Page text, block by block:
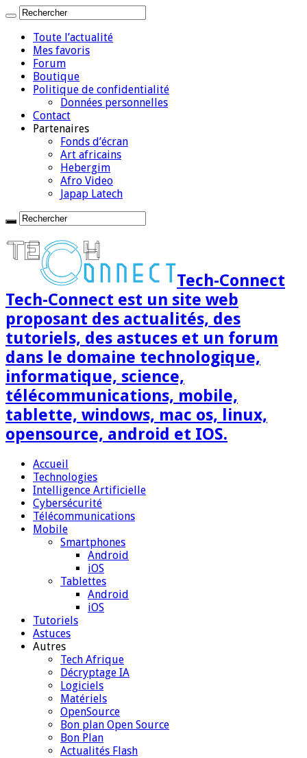
Toute l’actualité
Mes favoris
Forum
Boutique
Politique de confidentialité
Données personnelles
Contact
Partenaires
Fonds d’écran
Art africains
Hebergim
Afro Video
Japap Latech
Tech-Connect
Tech-Connect est un site web
proposant des actualités, des
tutoriels, des astuces et un forum
dans le domaine technologique,
informatique, science,
télécommunications, mobile,
tablette, windows, mac os, linux,
opensource, android et IOS.
Accueil
Technologies
Intelligence Artificielle
Cybersécurité
Télécommunications
Mobile
Smartphones
Android
iOS
Tablettes
Android
iOS
Tutoriels
Astuces
Autres
Tech Afrique
Décryptage IA
Logiciels
Matériels
OpenSource
Bon plan Open Source
Bon Plan
Actualités Flash